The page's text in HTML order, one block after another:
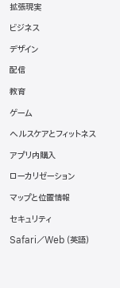
拡張現実
ビジネス
デザイン
配信
教育
ゲーム
ヘルスケアとフィットネス
アプリ内購入
ローカリゼーション
マップと位置情報
セキュリティ
Safari／Web